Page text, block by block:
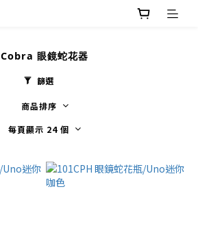
Cobra 眼鏡蛇花器
篩選
商品排序
每頁顯示 24 個